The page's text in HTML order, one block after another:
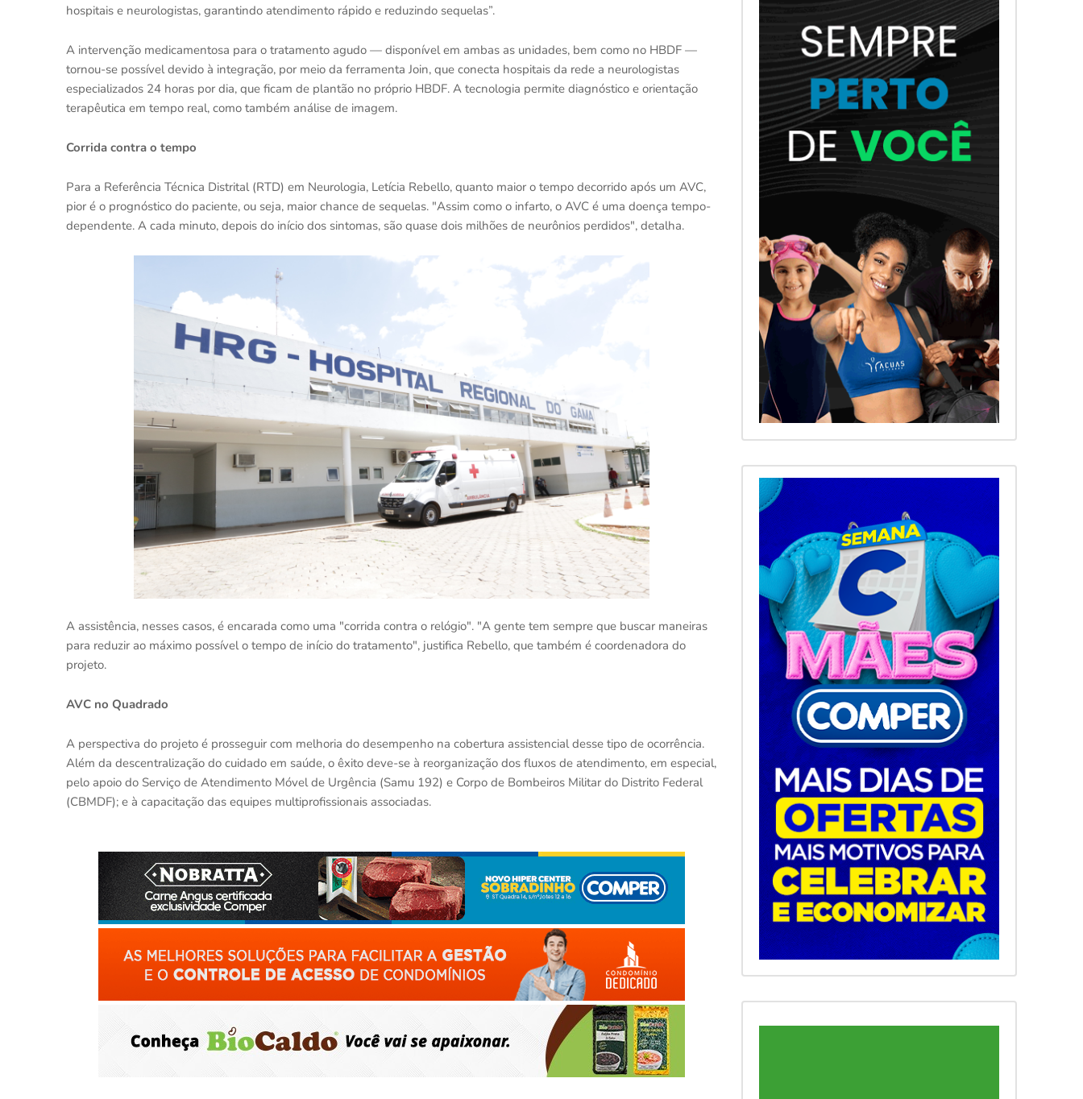
hospitais e neurologistas, garantindo atendimento rápido e reduzindo sequelas”.
A intervenção medicamentosa para o tratamento agudo — disponível em ambas as unidades, bem como no HBDF —
tornou-se possível devido à integração, por meio da ferramenta Join, que conecta hospitais da rede a neurologistas
especializados 24 horas por dia, que ficam de plantão no próprio HBDF. A tecnologia permite diagnóstico e orientação
terapêutica em tempo real, como também análise de imagem.
Corrida contra o tempo
Para a Referência Técnica Distrital (RTD) em Neurologia, Letícia Rebello, quanto maior o tempo decorrido após um AVC,
pior é o prognóstico do paciente, ou seja, maior chance de sequelas. "Assim como o infarto, o AVC é uma doença tempo-
dependente. A cada minuto, depois do início dos sintomas, são quase dois milhões de neurônios perdidos", detalha.
A assistência, nesses casos, é encarada como uma "corrida contra o relógio". "A gente tem sempre que buscar maneiras
para reduzir ao máximo possível o tempo de início do tratamento", justifica Rebello, que também é coordenadora do
projeto.
AVC no Quadrado
A perspectiva do projeto é prosseguir com melhoria do desempenho na cobertura assistencial desse tipo de ocorrência.
Além da descentralização do cuidado em saúde, o êxito deve-se à reorganização dos fluxos de atendimento, em especial,
pelo apoio do Serviço de Atendimento Móvel de Urgência (Samu 192) e Corpo de Bombeiros Militar do Distrito Federal
(CBMDF); e à capacitação das equipes multiprofissionais associadas.